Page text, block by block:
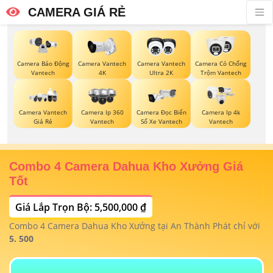
CAMERA GIÁ RẺ
Camera Báo Động
Vantech
Camera Vantech
4K
Camera Vantech
Ultra 2K
Camera Có Chống
Trộm Vantech
Camera Vantech
Giá Rẻ
Camera Ip 360
Vantech
Camera Đọc Biển
Số Xe Vantech
Camera Ip 4k
Vantech
Combo 4 Camera Dahua Kho Xưởng Giá
Tốt
Giá Lắp Trọn Bộ: 5,500,000 ₫
Combo 4 Camera Dahua Kho Xưởng tại An Thành Phát chỉ với
5. 500